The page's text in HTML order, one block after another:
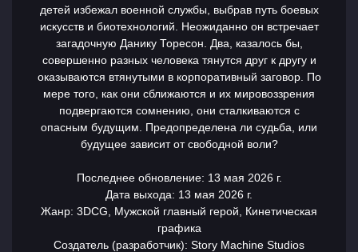
детей избежал военной службы, выбрав путь боевых
искусств и биотехнологий. Неожиданно он встречает
загадочную Данику Торесон. Два, казалось бы,
совершенно разных человека тянутся друг к другу и
оказываются втянутыми в корпоративный заговор. По
мере того, как они сближаются и их мировоззрения
подвергаются сомнению, они сталкиваются с
опасным будущим. Предопределена ли судьба, или
будущее зависит от свободной воли?
Последнее обновление: 13 мая 2026 г.
Дата выхода: 13 мая 2026 г.
Жанр: 3DCG, Мужской главный герой, Кинетическая
графика
Создатель (разработчик): Story Machine Studios